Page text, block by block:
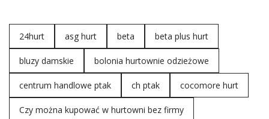
HURTOWNIE INTERNETOWE
Pierwszy rodzaj to klasyczne stacjonarne hurtownie, czyli
fizyczne budynki, do których trzeba osobiście przyjechać,
żeby obejrzeć dostępny towar. Są to z reguły mniejsze
bądź większe hale podzielone na sektory, w których swój
towar wystawiają rozmaici handlarze odzieżą. Jedną z
największych i najbardziej znanych w Polsce jest
24hurt asg hurt beta beta plus hurt
bluzy damskie bolonia hurtownie odzieżowe
centrum handlowe ptak ch ptak cocomore hurt
Czy można kupować w hurtowni bez firmy